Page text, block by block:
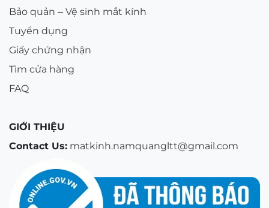
Bảo quản – Vệ sinh mắt kính
Tuyển dụng
Giấy chứng nhận
Tìm cửa hàng
FAQ
GIỚI THIỆU
Contact Us: matkinh.namquangltt@gmail.com